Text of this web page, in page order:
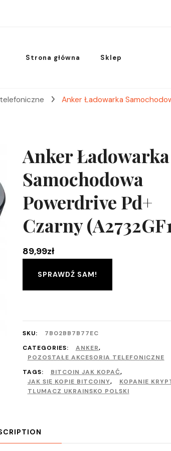
Strona główna Sklep
Anker Ładowarka
Anker Ładowarka
Samochodowa
Powerdrive Pd+
Czarny
89,99zł
SPRAWDŹ SAM!
SKU:
7B02BB7B77EC
CATEGORIES:
ANKER,
POZOSTAŁE AKCESORIA TELEFONICZNE
TAGS:
BITCOIN JAK KOPAĆ,
JAK SIĘ KOPIE BITCOINY, KOPANIE
TLUMACZ UKRAINSKO POLSKI